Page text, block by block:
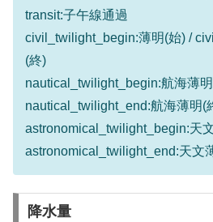
transit:子午線通過
civil_twilight_begin:薄明(始) /
(終)
nautical_twilight_begin:航海薄
nautical_twilight_end:航海薄明(
astronomical_twilight_begin:天
astronomical_twilight_end:天文
降水量